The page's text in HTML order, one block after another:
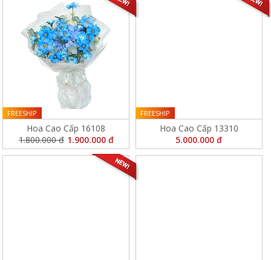
Hoa Cao Cấp 16108
1.800.000 đ 1.900.000 đ
FREESHIP
Hoa Cao Cấp 13310
5.000.000 đ
FREESHIP